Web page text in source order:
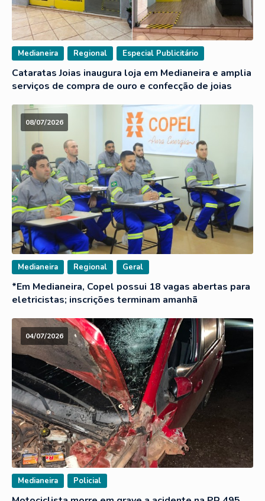
Medianeira Regional Especial Publicitário
Cataratas Joias inaugura loja em Medianeira e amplia
serviços de compra de ouro e confecção de joias
08/07/2026
Medianeira Regional Geral
*Em Medianeira, Copel possui 18 vagas abertas para
eletricistas; inscrições terminam amanhã
04/07/2026
Medianeira Policial